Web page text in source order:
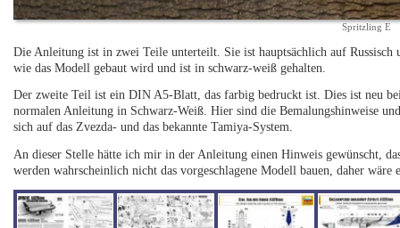
Spritzling E
Die Anleitung ist in zwei Teile unterteilt. Sie ist hauptsächlich auf
wie das Modell gebaut wird und ist in schwarz-weiß gehalten.
Der zweite Teil ist ein DIN A5-Blatt, das farbig bedruckt ist. Dies ist neu
normalen Anleitung in Schwarz-Weiß. Hier sind die Bemalungshinweise
sich auf das Zvezda- und das bekannte Tamiya-System.
An dieser Stelle hätte ich mir in der Anleitung einen Hinweis gewünscht,
werden wahrscheinlich nicht das vorgeschlagene Modell bauen, daher